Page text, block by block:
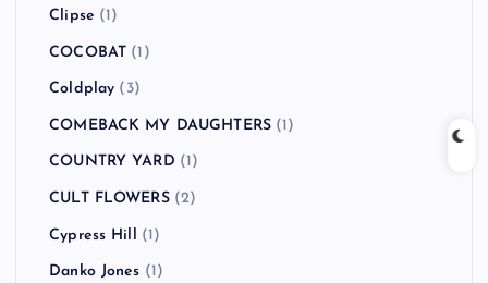
Clipse (1)
COCOBAT (1)
Coldplay (3)
COMEBACK MY DAUGHTERS (1)
COUNTRY YARD (1)
CULT FLOWERS(2)
Cypress Hill (1)
Danko Jones (1)